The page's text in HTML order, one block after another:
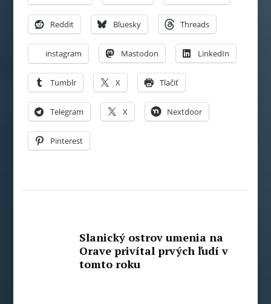
Reddit Bluesky Threads
instagram Mastodon LinkedIn
Tumblr X Tlačiť
Telegram X Nextdoor
Pinterest
Slanický ostrov umenia na
Orave privítal prvých ľudí v
tomto roku